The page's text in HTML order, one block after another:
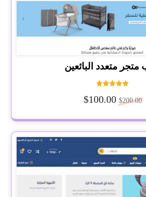
متجر متعدد البائعين
5.00
من 5
$200.00
$100.00